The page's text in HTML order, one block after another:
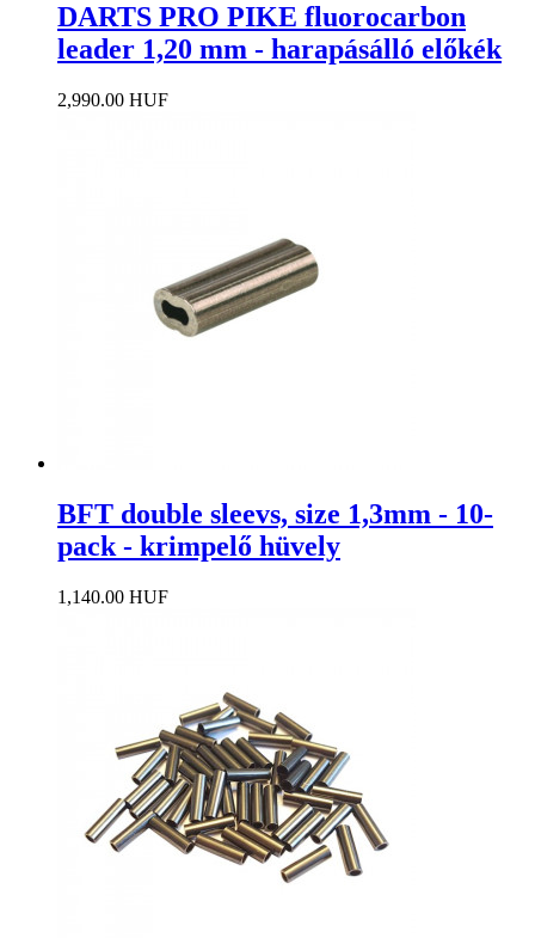
DARTS PRO PIKE fluorocarbon
leader 1,20 mm - harapásálló előkék
2,990.00 HUF
BFT double sleevs, size 1,3mm - 10-
pack - krimpelő hüvely
1,140.00 HUF